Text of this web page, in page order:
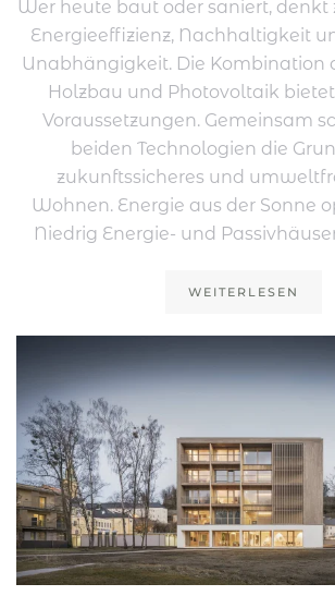
Wer heute baut oder saniert,
Energieeffizienz, Nachhaltigkeit
Unabhängigkeit. Die Kombination
Holzbau und Photovoltaik
Voraussetzungen. Gemeinsam
beiden Technologien die
zukunftssicheres und
Wohnen. Energie aus der Sonne
Niedrig Energie- und
WEITERLESEN